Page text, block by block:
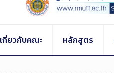
เกี่ยวกับคณะ หลักสูตร